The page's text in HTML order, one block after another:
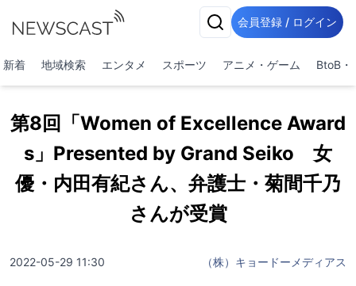
会員登録 / ログイン
新着 地域検索 エンタメ スポーツ アニメ・ゲーム BtoB・
第8回「Women of Excellence Award
s」Presented by Grand Seiko 女
優・内田有紀さん、弁護士・菊間千乃
さんが受賞
2022-05-29 11:30 （株）キョードーメディアス